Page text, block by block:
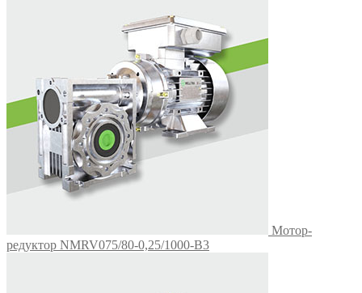
Мотор-
редуктор NMRV075/80-0,25/1000-B3